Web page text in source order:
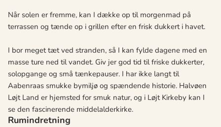
Når solen er fremme, kan I dække op til morgenmad på
terrassen og tænde op i grillen efter en frisk dukkert i havet.
I bor meget tæt ved stranden, så I kan fylde dagene med en
masse ture ned til vandet. Giv jer god tid til friske dukkerter,
solopgange og små tænkepauser. I har ikke langt til
Aabenraas smukke bymiljø og spændende historie. Halvøen
Løjt Land er hjemsted for smuk natur, og i Løjt Kirkeby kan I
se den fascinerende middelalderkirke.
Rumindretning